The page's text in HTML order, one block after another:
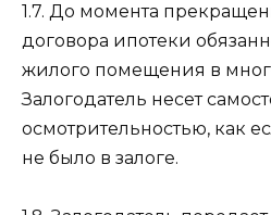
1.7. До момента
договора ипотеки
жилого помещения в
Залогодатель несет
осмотрительностью, как
не было в залоге.